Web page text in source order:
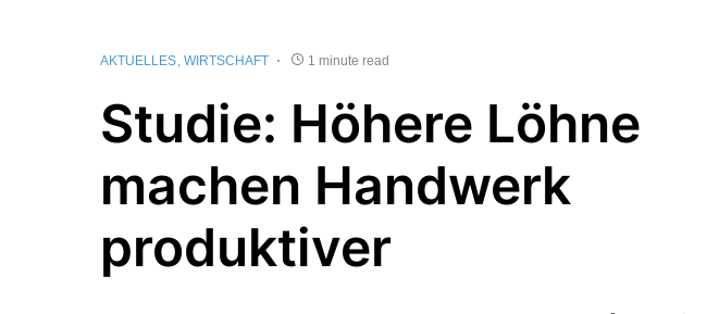
AKTUELLES WIRTSCHAFT 1 minute read
Studie: Höhere Löhne
machen Handwerk
produktiver